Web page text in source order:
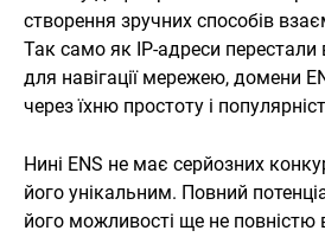
створення зручних способів
Так само як IP-адреси перестали
для навігації мережею, домени
через їхню простоту і
Нині ENS не має серйозних
його унікальним. Повний
його можливості ще не повністю